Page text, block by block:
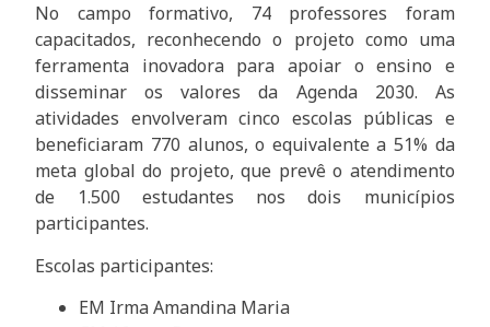
No campo formativo, 74 professores foram
capacitados, reconhecendo o projeto como uma
ferramenta inovadora para apoiar o ensino e
disseminar os valores da Agenda 2030. As
atividades envolveram cinco escolas públicas e
beneficiaram 770 alunos, o equivalente a 51% da
meta global do projeto, que prevê o atendimento
de 1.500 estudantes nos dois municípios
participantes.
Escolas participantes:
EM Irma Amandina Maria